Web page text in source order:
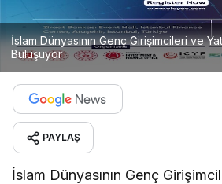
İslam Dünyasının Genç Girişimcileri ve
Buluşuyor
PAYLAŞ
İslam Dünyasının Genç